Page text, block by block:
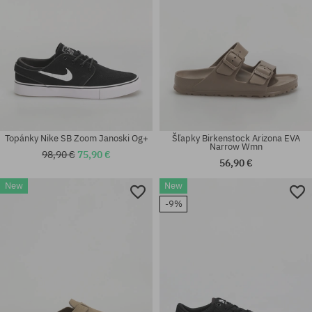
Dostupné veľkosti:
Dostupné veľkosti:
38
Topánky Nike SB Zoom Janoski Og+
98,90 € 75,90 €
Šľapky Birkenstock Arizona EVA
Narrow Wmn
56,90 €
New
New
-9%